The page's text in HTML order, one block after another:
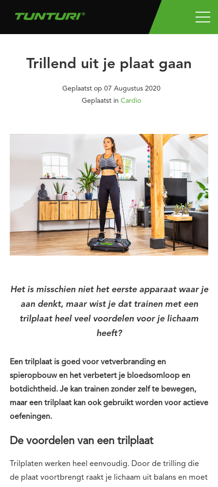
Trillend uit je plaat gaan
Geplaatst op 07 Augustus 2020
Geplaatst in Cardio
Het is misschien niet het eerste apparaat waar je
aan denkt, maar wist je dat trainen met een
trilplaat heel veel voordelen voor je lichaam
heeft?
Een trilplaat is goed voor vetverbranding en
spieropbouw en het verbetert je bloedsomloop en
botdichtheid. Je kan trainen zonder zelf te bewegen,
maar een trilplaat kan ook gebruikt worden voor actieve
oefeningen.
De voordelen van een trilplaat
Trilplaten werken heel eenvoudig. Door de trilling die
de plaat voortbrengt raakt je lichaam uit balans en moet